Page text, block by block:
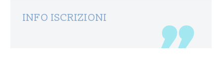
INFO ISCRIZIONI